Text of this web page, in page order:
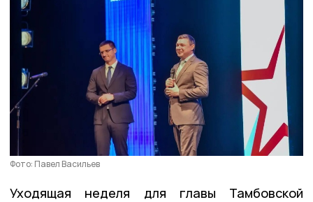
Фото: Павел Васильев
Уходящая неделя для главы Тамбовской